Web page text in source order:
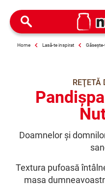
Home Lasă-te inspirat
REŢETĂ
Doamnelor și
Textura pufoasă
masa